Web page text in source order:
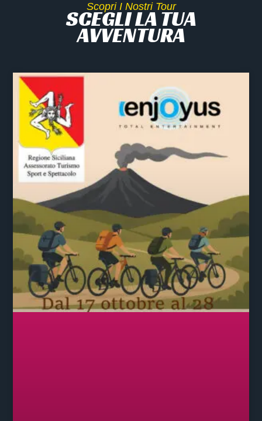
Scopri I Nostri Tour
SCEGLI LA TUA
AVVENTURA